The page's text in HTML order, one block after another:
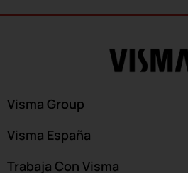
Visma Group
Visma España
Trabaja Con Visma